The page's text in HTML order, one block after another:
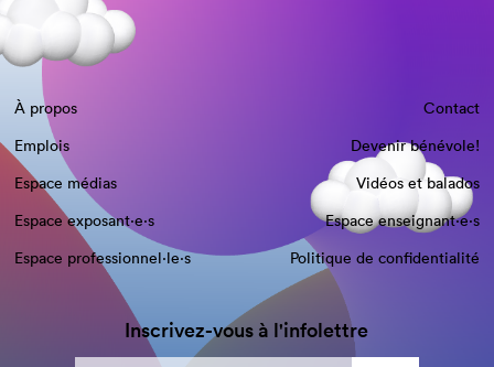
À propos
Contact
Emplois
Devenir bénévole!
Espace médias
Vidéos et balados
Espace exposant·e⋅s
Espace enseignant·e⋅s
Espace professionnel·le⋅s
Politique de confidentialité
Inscrivez-vous à l'infolettre